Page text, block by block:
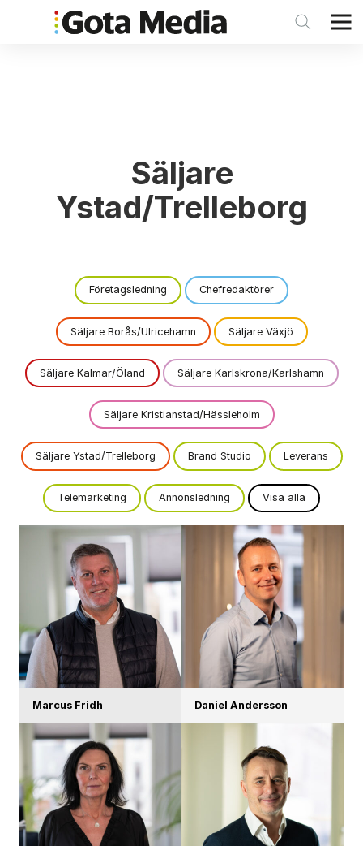
Säljare
Ystad/Trelleborg
Företagsledning Chefredaktörer
Säljare Borås/Ulricehamn Säljare Växjö
Säljare Kalmar/Öland Säljare Karlskrona/Karlshamn
Säljare Kristianstad/Hässleholm
Säljare Ystad/Trelleborg Brand Studio Leverans
Telemarketing Annonsledning Visa alla
Marcus Fridh Daniel Andersson